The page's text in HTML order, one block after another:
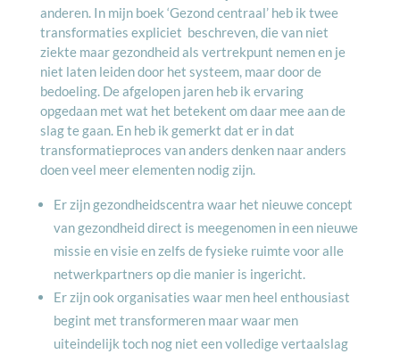
anderen. In mijn boek ‘Gezond centraal’ heb ik twee
transformaties expliciet beschreven, die van niet
ziekte maar gezondheid als vertrekpunt nemen en je
niet laten leiden door het systeem, maar door de
bedoeling. De afgelopen jaren heb ik ervaring
opgedaan met wat het betekent om daar mee aan de
slag te gaan. En heb ik gemerkt dat er in dat
transformatieproces van anders denken naar anders
doen veel meer elementen nodig zijn.
Er zijn gezondheidscentra waar het nieuwe concept
van gezondheid direct is meegenomen in een nieuwe
missie en visie en zelfs de fysieke ruimte voor alle
netwerkpartners op die manier is ingericht.
Er zijn ook organisaties waar men heel enthousiast
begint met transformeren maar waar men
uiteindelijk toch nog niet een volledige vertaalslag